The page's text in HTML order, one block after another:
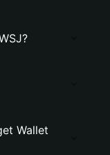
Wallet